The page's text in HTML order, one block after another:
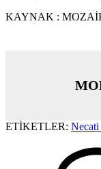
KAYNAK :
ETİKETLER: